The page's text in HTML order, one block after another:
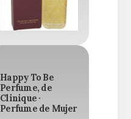
Happy To Be
Perfume, de
Clinique ·
Perfume de Mujer